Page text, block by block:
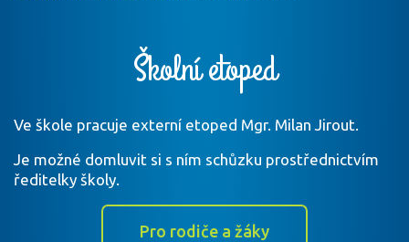
Školní etoped
Ve škole pracuje externí etoped Mgr. Milan Jirout.
Je možné domluvit si s ním schůzku prostřednictvím
ředitelky školy.
Pro rodiče a žáky